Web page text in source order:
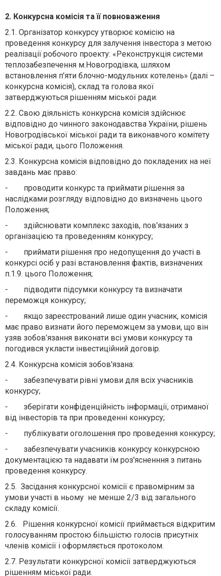
2. Конкурсна комісія та її повноваження
2.1. Організатор конкурсу утворює комісію на
проведення конкурсу для залучення інвестора з метою
реалізації робочого проекту: «Реконструкція системи
теплозабезпечення м.Новогродівка, шляхом
встановлення п’яти блочно-модульних котелень» (далі –
конкурсна комісія), склад та голова якої
затверджуються рішенням міської ради.
2.2. Свою діяльність конкурсна комісія здійснює
відповідно до чинного законодавства України, рішень
Новогродівської міської ради та виконавчого комітету
міської ради, цього Положення.
2.3. Конкурсна комісія відповідно до покладених на неї
завдань має право:
- проводити конкурс та приймати рішення за
наслідками розгляду відповідно до визначень цього
Положення;
- здійснювати комплекс заходів, пов’язаних з
організацією та проведенням конкурсу;
- приймати рішення про недопущення до участі в
конкурсі осіб у разі встановлення фактів, визначених
п.1.9. цього Положення;
- підводити підсумки конкурсу та визначати
переможця конкурсу;
- якщо зареєстрований лише один учасник, комісія
має право визнати його переможцем за умови, що він
узяв зобов’язання виконати всі умови конкурсу та
погодився укласти інвестиційний договір.
2.4. Конкурсна комісія зобов'язана:
- забезпечувати рівні умови для всіх учасників
конкурсу;
- зберігати конфіденційність інформації, отриманої
від інвесторів та при проведенні конкурсу;
- публікувати оголошення про проведення конкурсу;
- забезпечувати учасників конкурсу конкурсною
документацією та надавати їм роз'ясненння з питань
проведення конкурсу.
2.5. Засідання конкурсної комісії є правомірним за
умови участі в ньому не менше 2/3 від загального
складу комісії.
2.6. Рішення конкурсної комісії приймається відкритим
голосуванням простою більшістю голосів присутніх
членів комісії і оформляється протоколом.
2.7. Результати конкурсної комісії затверджуються
рішенням міської ради.